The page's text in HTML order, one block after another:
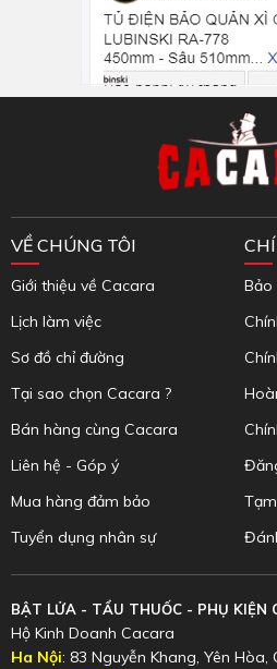
VỀ CHÚNG TÔI
Giới thiệu về Cacara
Lịch làm việc
Sơ đồ chỉ đường
Tại sao chọn Cacara ?
Bán hàng cùng Cacara
Liên hệ - Góp ý
Mua hàng đảm bảo
Tuyển dụng nhân sự
Bảo
BẬT LỬA - TẨU THUỐC - PHỤ KIỆN
Hộ Kinh Doanh Cacara
Ha Nội: 83 Nguyễn Khang, Yên Hòa,